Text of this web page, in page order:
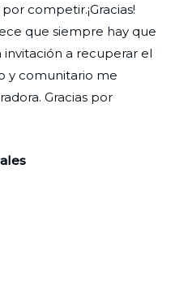
competir.¡Gracias!
que siempre hay que
a recuperar el
y comunitario me
Gracias por